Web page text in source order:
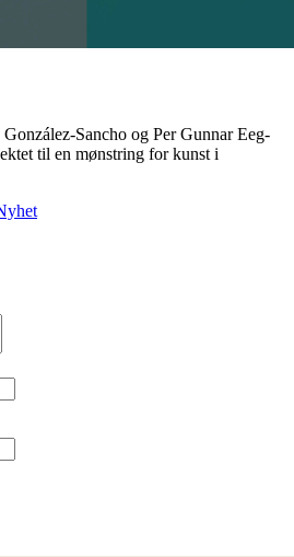
Sancho og Per Gunnar Eeg-
til en mønstring for kunst i